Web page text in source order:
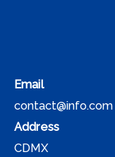
Email
contact@info.com
Address
CDMX